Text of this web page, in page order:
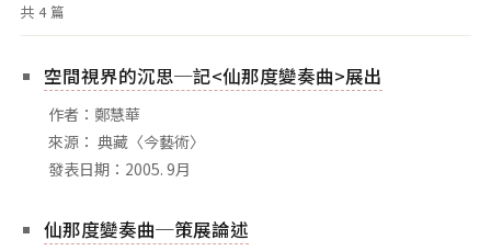
專題
索引
關鍵字
標籤雲
相關網站
關於
共 4 篇
空間視界的沉思─記<仙那度變奏曲>展出
作者：鄭慧華
來源： 典藏〈今藝術〉
發表日期：2005. 9月
仙那度變奏曲─策展論述